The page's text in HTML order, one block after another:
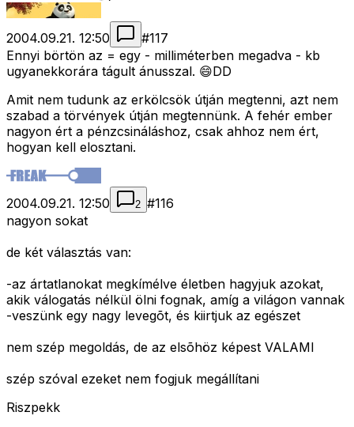
2004.09.21. 12:50 #117
Ennyi börtön az = egy - milliméterben megadva - kb
ugyanekkorára tágult ánusszal. 😄DD
Amit nem tudunk az erkölcsök útján megtenni, azt nem
szabad a törvények útján megtennünk. A fehér ember
nagyon ért a pénzcsináláshoz, csak ahhoz nem ért,
hogyan kell elosztani.
2004.09.21. 12:50 2 #116
nagyon sokat
de két választás van:
-az ártatlanokat megkímélve életben hagyjuk azokat,
akik válogatás nélkül ölni fognak, amíg a világon vannak
-veszünk egy nagy levegõt, és kiirtjuk az egészet
nem szép megoldás, de az elsõhöz képest VALAMI
szép szóval ezeket nem fogjuk megállítani
Riszpekk